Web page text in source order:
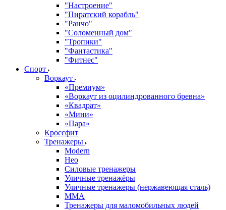
"Настроение"
"Пиратский корабль"
"Ранчо"
"Соломенный дом"
"Тропики"
"Фантастика"
"Фитнес"
Спорт
Воркаут
«Премиум»
«Воркаут из оцилиндрованного бревна»
«Квадрат»
«Мини»
«Пара»
Кроссфит
Тренажеры
Modern
Нео
Силовые тренажеры
Уличные тренажёры
Уличные тренажеры (нержавеющая сталь)
ММА
Тренажеры для маломобильных людей